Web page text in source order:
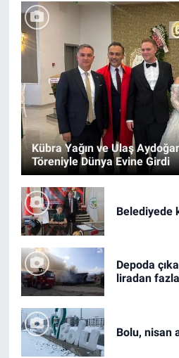
Kübra Yağın ve Ulaş
Töreniyle Dünya Evine Girdi
Belediyede
Depoda
liradan
Bolu, nisan